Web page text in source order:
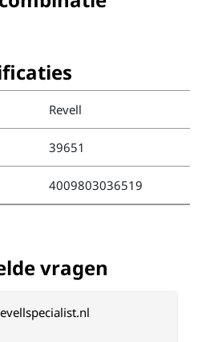
Revell
39651
4009803036519
vragen